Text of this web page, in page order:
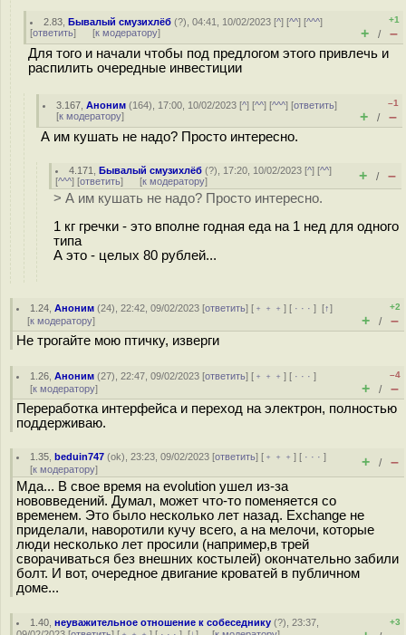
2.83 ,Бывалый смузихлёб (?), 04:41, 10/02/2023 [^] [^^] [^^^]
[ответить] [к модератору]
+1
+ / –
Для того и начали чтобы под предлогом этого привлечь и
распилить очередные инвестиции
3.167 ,Аноним (164), 17:00, 10/02/2023 [^] [^^] [^^^] [ответить]
[к модератору]
–1
+ / –
А им кушать не надо? Просто интересно.
4.171 ,Бывалый смузихлёб (?), 17:20, 10/02/2023 [^] [^^]
[^^^] [ответить] [к модератору] + / –
> А им кушать не надо? Просто интересно.
1 кг гречки - это вполне годная еда на 1 нед для одного
типа
А это - целых 80 рублей...
1.24 ,Аноним (24), 22:42, 09/02/2023 [ответить] [ ﹢﹢﹢] [ · · ·][↑]
[к модератору]
+2
+ / –
Не трогайте мою птичку, изверги
1.26 ,Аноним (27), 22:47, 09/02/2023 [ответить] [ ﹢﹢﹢] [ · · ·]
[к модератору]
–4
+ / –
Переработка интерфейса и переход на электрон, полностью
поддерживаю.
1.35 ,beduin747 (ok), 23:23, 09/02/2023 [ответить] [ ﹢﹢﹢] [ · · ·]
[к модератору] + / –
Мда... В свое время на evolution ушел из-за
нововведений. Думал, может что-то поменяется со
временем. Это было несколько лет назад. Exchange не
приделали, наворотили кучу всего, а на мелочи, которые
люди несколько лет просили (например,в трей
сворачиваться без внешних костылей) окончательно забили
болт. И вот, очередное двигание кроватей в публичном
доме...
1.40 ,неуважительное отношение к собеседнику (?), 23:37,
+3